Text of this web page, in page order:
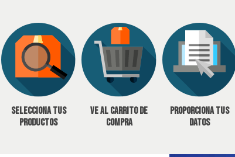
Selecciona tus
productos
Ve al carrito de
compra
Proporciona tus
datos